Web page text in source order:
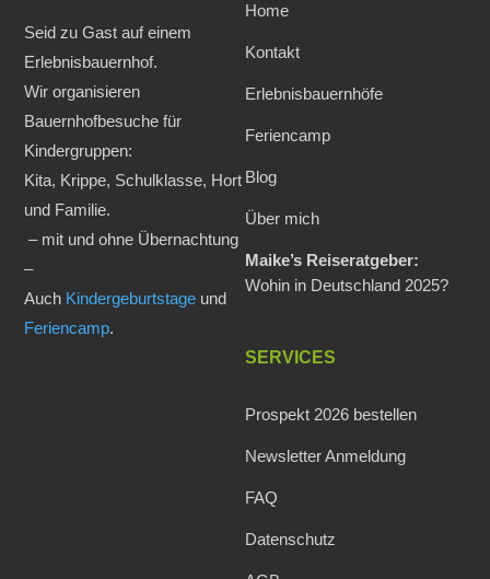
Seid zu Gast auf einem
Erlebnisbauernhof.
Wir organisieren
Bauernhofbesuche für
Kindergruppen:
Kita, Krippe, Schulklasse, Hort
und Familie.
– mit und ohne Übernachtung
–
Auch Kindergeburtstage und
Feriencamp.
Home
Kontakt
Erlebnisbauernhöfe
Feriencamp
Blog
Über mich
Maike’s Reiseratgeber:
Wohin in Deutschland 2025?
SERVICES
Prospekt 2026 bestellen
Newsletter Anmeldung
FAQ
Datenschutz